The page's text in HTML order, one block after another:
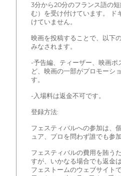
3分から20分のフランス語の
む）を受け付けています。 ド
けていません。
映画を投稿することで、以下
みなされます。
-予告編、ティーザー、映画ポ
ど、映画の一部がプロモーシ
す。
-入場料は返金不可です。
登録方法:
フェスティバルへの参加は、
ュア、プロを問わず誰でも参
フェスティバルの費用を賄う
すが、いかなる場合でも返金
フェストームのウェブサイト